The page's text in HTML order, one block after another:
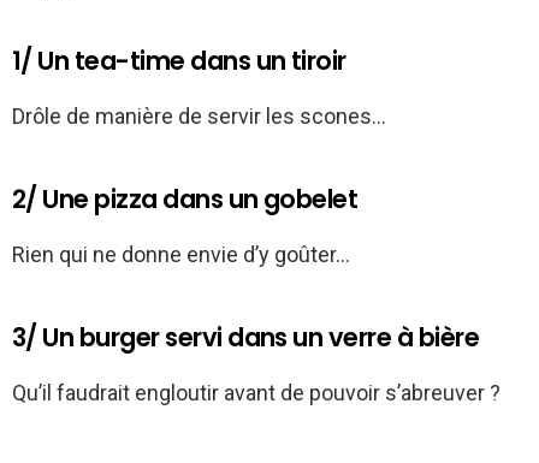
1/ Un tea-time dans un tiroir
Drôle de manière de servir les scones…
2/ Une pizza dans un gobelet
Rien qui ne donne envie d’y goûter…
3/ Un burger servi dans un verre à bière
Qu’il faudrait engloutir avant de pouvoir s’abreuver ?